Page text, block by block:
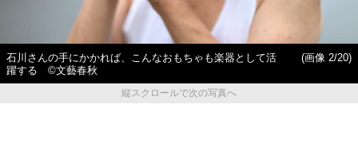
石川さんの手にかかれば、こんなおもちゃも楽器として活
躍する ©︎文藝春秋
(画像 2/20)
縦スクロールで次の写真へ